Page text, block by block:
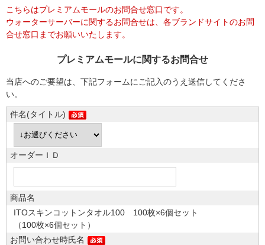
こちらはプレミアムモールのお問合せ窓口です。
ウォーターサーバーに関するお問合せは、各ブランドサイトのお問
合せ窓口までお願いいたします。
プレミアムモールに関するお問合せ
当店へのご要望は、下記フォームにご記入のうえ送信してくださ
い。
件名(タイトル)
オーダーＩＤ
商品名
ITOスキンコットンタオル100 100枚×6個セット
（100枚×6個セット）
お問い合わせ時氏名